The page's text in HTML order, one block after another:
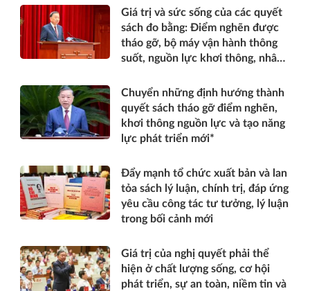
Giá trị và sức sống của các quyết
sách đo bằng: Điểm nghẽn được
tháo gỡ, bộ máy vận hành thông
suốt, nguồn lực khơi thông, nhân
hơn*
Chuyển những định hướng thành
quyết sách tháo gỡ điểm nghẽn,
khơi thông nguồn lực và tạo năng
lực phát triển mới*
Đẩy mạnh tổ chức xuất bản và lan
tỏa sách lý luận, chính trị, đáp ứng
yêu cầu công tác tư tưởng, lý luận
trong bối cảnh mới
Giá trị của nghị quyết phải thể
hiện ở chất lượng sống, cơ hội
phát triển, sự an toàn, niềm tin và